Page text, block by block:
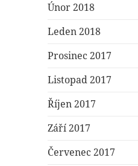
Únor 2018
Leden 2018
Prosinec 2017
Listopad 2017
Říjen 2017
Září 2017
Červenec 2017